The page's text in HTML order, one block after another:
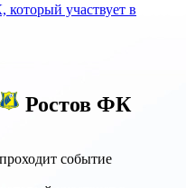
Ростов ФК